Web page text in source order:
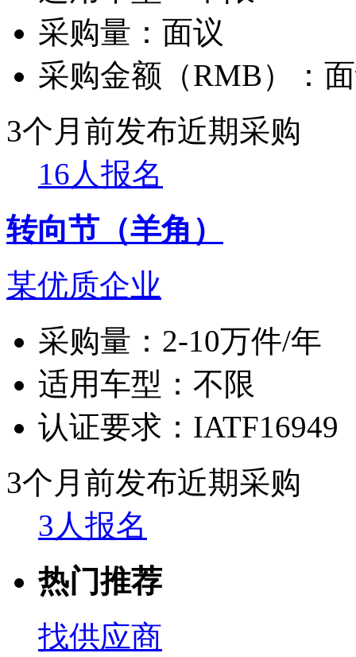
采购量： 面议
采购金额（RMB）：
3个月前发布近期采购
16人报名
转向节（羊角）
某优质企业
采购量： 2-10万件/年
适用车型： 不限
认证要求： IATF16949
3个月前发布近期采购
3人报名
热门推荐
找供应商